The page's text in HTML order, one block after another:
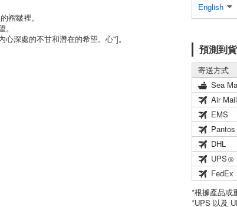
褶皺裡。
深處的不甘和潛在的希望。心"]。
English
預測到貨
寄送方式
Sea
Air Mail
EMS
DHL
UPS
FedEx
*根據產品或
*UPS 以及